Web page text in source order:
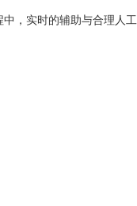
，实时的辅助与合理人